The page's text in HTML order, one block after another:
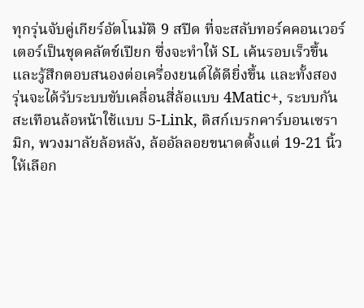
ทุกรุ่นจับคู่เกียร์อัตโนมัติ 9 สปีด ที่จะสลับทอร์คคอนเวอร์
เตอร์เป็นชุดคลัตช์เปียก ซึ่งจะทำให้ SL เค้นรอบเร็วขึ้น
และรู้สึกตอบสนองต่อเครื่องยนต์ได้ดียิ่งขึ้น และทั้งสอง
รุ่นจะได้รับระบบขับเคลื่อนสี่ล้อแบบ 4Matic+, ระบบกัน
สะเทือนล้อหน้าใช้แบบ 5-Link, ดิสก์เบรกคาร์บอนเซรา
มิก, พวงมาลัยล้อหลัง, ล้ออัลลอยขนาดตั้งแต่ 19-21 นิ้ว
ให้เลือก